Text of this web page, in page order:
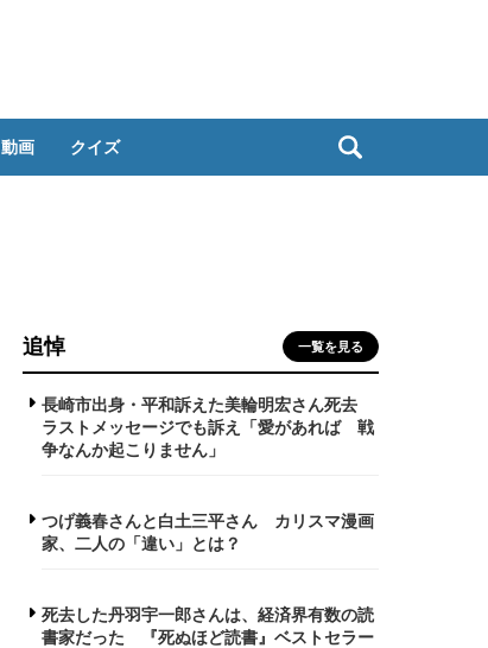
動画 クイズ
追悼 一覧を見る
長崎市出身・平和訴えた美輪明宏さん死去
ラストメッセージでも訴え「愛があれば 戦
争なんか起こりません」
つげ義春さんと白土三平さん カリスマ漫画
家、二人の「違い」とは？
死去した丹羽宇一郎さんは、経済界有数の読
書家だった 『死ぬほど読書』ベストセラー